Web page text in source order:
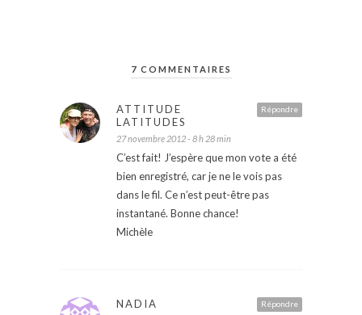
7 COMMENTAIRES
Répondre
ATTITUDE
LATITUDES
27 novembre 2012 - 8 h 28 min
C’est fait! J’espère que mon vote a été
bien enregistré, car je ne le vois pas
dans le fil. Ce n’est peut-être pas
instantané. Bonne chance!
Michèle
Répondre
NADIA